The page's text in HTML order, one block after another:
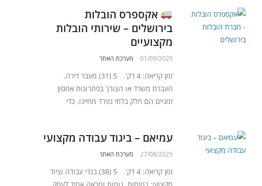
אקספרס הובלות
בירושלים – שירותי הובלות
מקצועיים
01/09/2025 מערכת האתר
זמן קריאה: 4 דק'. 5 (31) מעבר דירה,
העברת משרד או הצורך בפתרונות אחסון
זמניים הם חלק בלתי נפרד מחיינו. כדי
עמיאם – ביגוד עבודה מקצועי
27/08/2025 מערכת האתר
זמן קריאה: 4 דק'. 5 (38) בגדי עבודה וציוד